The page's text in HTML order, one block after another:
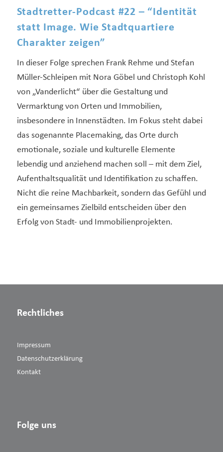
Stadtretter-Podcast #22 – “Identität
statt Image. Wie Stadtquartiere
Charakter zeigen”
In dieser Folge sprechen Frank Rehme und Stefan
Müller-Schleipen mit Nora Göbel und Christoph Kohl
von „Vanderlicht“ über die Gestaltung und
Vermarktung von Orten und Immobilien,
insbesondere in Innenstädten. Im Fokus steht dabei
das sogenannte Placemaking, das Orte durch
emotionale, soziale und kulturelle Elemente
lebendig und anziehend machen soll – mit dem Ziel,
Aufenthaltsqualität und Identifikation zu schaffen.
Nicht die reine Machbarkeit, sondern das Gefühl und
ein gemeinsames Zielbild entscheiden über den
Erfolg von Stadt- und Immobilienprojekten.
Rechtliches
Impressum
Datenschutzerklärung
Kontakt
Folge uns